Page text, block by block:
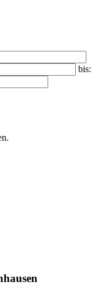
bis: